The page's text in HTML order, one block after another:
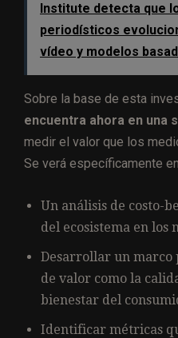
Institute detecta que
periodísticos
vídeo y modelos
Sobre la base de esta
encuentra ahora en una
medir el valor que los
Se verá específicamente
Un análisis de costo-
del ecosistema en los
Desarrollar un marco
de valor como la
bienestar del
Identificar métricas